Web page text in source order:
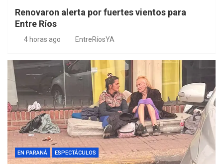
Renovaron alerta por fuertes vientos para
Entre Ríos
4 horas ago EntreRíosYA
EN PARANÁ ESPECTÁCULOS